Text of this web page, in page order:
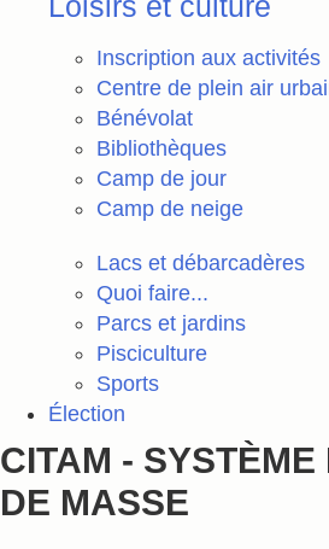
Inscription aux activités
Centre de plein air
Bénévolat
Bibliothèques
Camp de jour
Camp de neige
Lacs et débarcadères
Quoi faire...
Parcs et jardins
Pisciculture
Sports
Élection
CITAM -
DE MASSE